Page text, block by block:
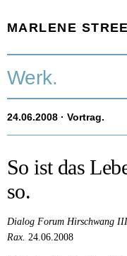
MARLENE
Timeline.
Texte.
Aktuell.
Person.
Werk.
24.06.2008 · Vortrag.
So ist das
so.
Dialog Forum Hirschwang
Rax. 24.06.2008